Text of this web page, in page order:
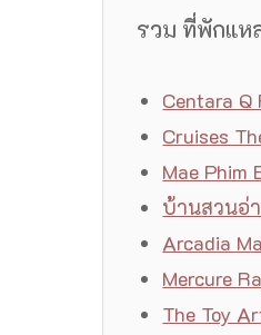
รวม ที่พักแ
Centara Q
Cruises
Mae Phim
บ้านสวนอ่
Arcadia
Mercure
The Toy